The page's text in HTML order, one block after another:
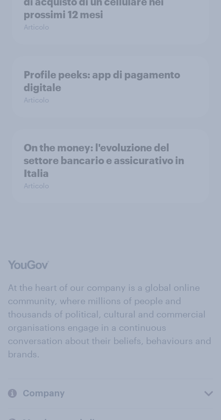
prossimi 12 mesi
Articolo
Profile peeks: app di pagamento
digitale
Articolo
On the money: l'evoluzione del
settore bancario e assicurativo in
Italia
Articolo
At the heart of our company is a global online
community, where millions of people and
thousands of political, cultural and commercial
organisations engage in a continuous
conversation about their beliefs, behaviours and
brands.
Company